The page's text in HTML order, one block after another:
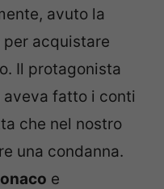
avuto la
acquistare
Il protagonista
aveva fatto i conti
che nel nostro
una condanna.
e